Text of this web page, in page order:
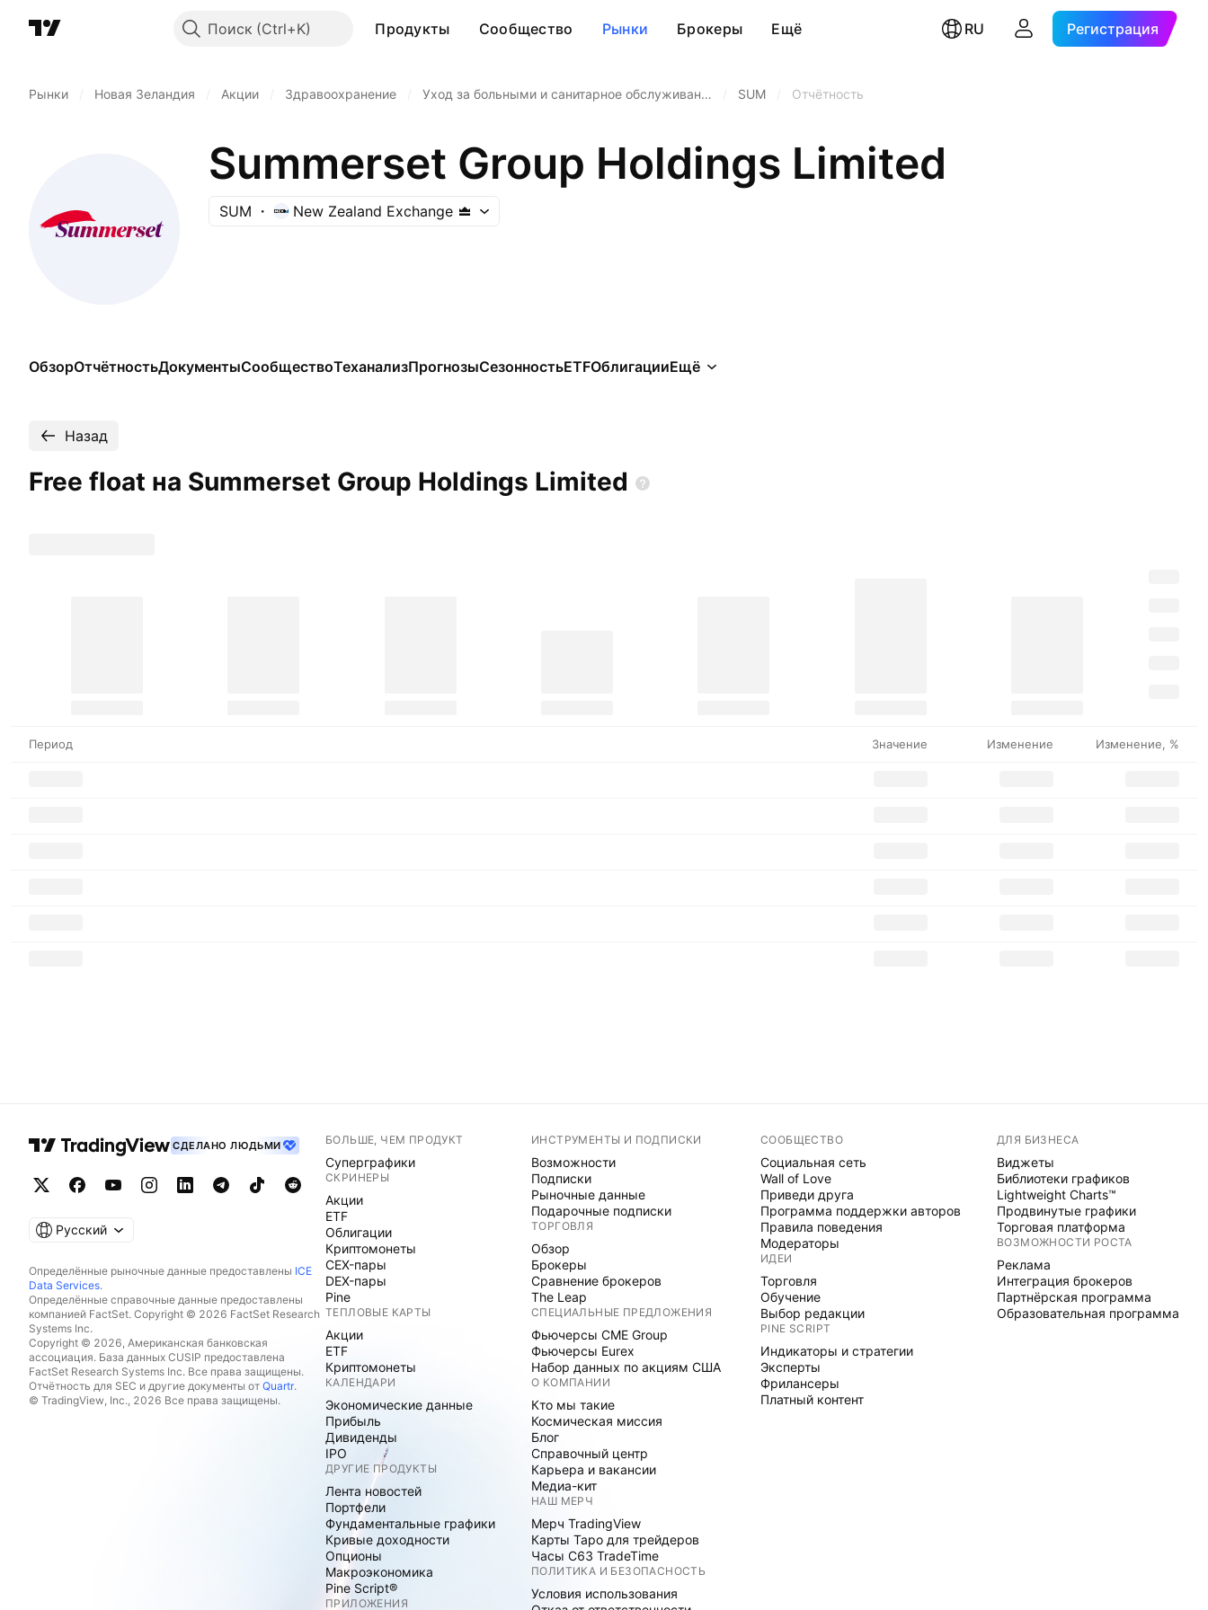
Поиск Продукты Сообщество Рынки Брокеры Ещё RU Регистрация
Рынки Новая Зеландия Акции Здравоохранение Уход за больными и санитарное обслуживан… SUM Отчётность
Summerset Group Holdings Limited
SUM New Zealand Exchange
ОбзорОтчётностьДокументыСообществоТеханализПрогнозыСезонностьETFОблигацииЕщё
Назад
Free float на Summerset Group Holdings Limited
Период Значение Изменение Изменение, %
СДЕЛАНО ЛЮДЬМИ
Русский
Определённые рыночные данные предоставлены ICE
Data Services.
Определённые справочные данные предоставлены
компанией FactSet. Copyright © 2026 FactSet Research
Systems Inc.
Copyright © 2026, Американская банковская
ассоциация. База данных CUSIP предоставлена
FactSet Research Systems Inc. Все права защищены.
Отчётность для SEC и другие документы от Quartr.
© TradingView, Inc., 2026 Все права защищены.
БОЛЬШЕ, ЧЕМ ПРОДУКТ
Суперграфики
СКРИНЕРЫ
Акции
ETF
Облигации
Криптомонеты
CEX-пары
DEX-пары
Pine
ТЕПЛОВЫЕ КАРТЫ
Акции
ETF
Криптомонеты
КАЛЕНДАРИ
Экономические данные
Прибыль
Дивиденды
IPO
ДРУГИЕ ПРОДУКТЫ
Лента новостей
Портфели
Фундаментальные графики
Кривые доходности
Опционы
Макроэкономика
Pine Script®
ПРИЛОЖЕНИЯ
ИНСТРУМЕНТЫ И ПОДПИСКИ
Возможности
Подписки
Рыночные данные
Подарочные подписки
ТОРГОВЛЯ
Обзор
Брокеры
Сравнение брокеров
The Leap
СПЕЦИАЛЬНЫЕ ПРЕДЛОЖЕНИЯ
Фьючерсы CME Group
Фьючерсы Eurex
Набор данных по акциям США
О КОМПАНИИ
Кто мы такие
Космическая миссия
Блог
Справочный центр
Карьера и вакансии
Медиа-кит
НАШ МЕРЧ
Мерч TradingView
Карты Таро для трейдеров
Часы C63 TradeTime
ПОЛИТИКА И БЕЗОПАСНОСТЬ
Условия использования
СООБЩЕСТВО
Социальная сеть
Wall of Love
Приведи друга
Программа поддержки авторов
Правила поведения
Модераторы
ИДЕИ
Торговля
Обучение
Выбор редакции
PINE SCRIPT
Индикаторы и стратегии
Эксперты
Фрилансеры
Платный контент
ДЛЯ БИЗНЕСА
Виджеты
Библиотеки графиков
Lightweight Charts™
Продвинутые графики
Торговая платформа
ВОЗМОЖНОСТИ РОСТА
Реклама
Интеграция брокеров
Партнёрская программа
Образовательная программа